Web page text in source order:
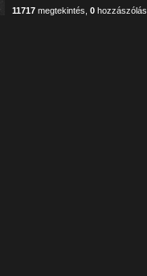
11717 megtekintés ,0 hozzászólás